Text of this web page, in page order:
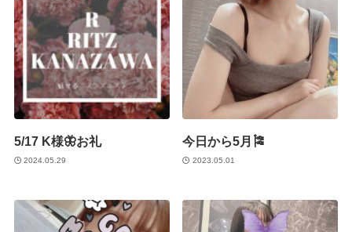
5/17 K様🦋お礼
2024.05.29
今日から5月🎏
2023.05.01